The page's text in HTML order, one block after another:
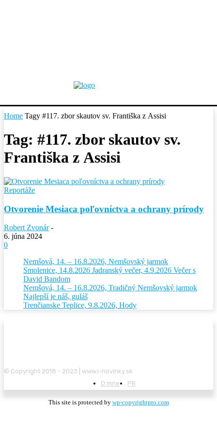
Home Tagy #117. zbor skautov sv. Františka z Assisi
Tag: #117. zbor skautov sv.
Františka z Assisi
Reportáže
Otvorenie Mesiaca poľovníctva a ochrany prírody
Robert Zvonár -
6. júna 2024
0
Nemšová, 14. – 16.8.2026, Nemšovský jarmok
Smolenice, 14.8.2026 Jadranský večer, 4.9.2026 Večer s
David Bandom
Nemšová, 14. – 16.8.2026, Tradičný Nemšovský jarmok
Najlepší je náš, guláš
Trenčianske Teplice, 9.8.2026, Hody
© Copyright 2018 - 2023 | www.i-novinky.sk
O mne
PR
This site is protected by wp-copyrightpro.com